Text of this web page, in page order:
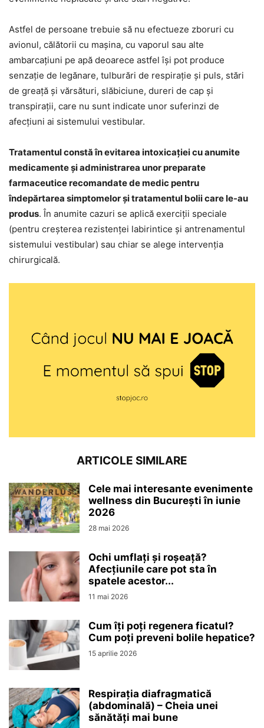
Astfel de persoane trebuie să nu efectueze zboruri cu
avionul, călătorii cu mașina, cu vaporul sau alte
ambarcațiuni pe apă deoarece astfel își pot produce
senzație de legănare, tulburări de respirație și puls, stări
de greață și vărsături, slăbiciune, dureri de cap și
transpirații, care nu sunt indicate unor suferinzi de
afecțiuni ai sistemului vestibular.
Tratamentul constă în evitarea intoxicației cu anumite
medicamente și administrarea unor preparate
farmaceutice recomandate de medic pentru
îndepărtarea simptomelor și tratamentul bolii care le-au
produs. În anumite cazuri se aplică exerciții speciale
(pentru creșterea rezistenței labirintice și antrenamentul
sistemului vestibular) sau chiar se alege intervenția
chirurgicală.
ARTICOLE SIMILARE
Cele mai interesante evenimente
wellness din București în iunie
2026
28 mai 2026
Ochi umflați și roșeață?
Afecțiunile care pot sta în
spatele acestor...
11 mai 2026
Cum îți poți regenera ficatul?
Cum poți preveni bolile hepatice?
15 aprilie 2026
Respirația diafragmatică
(abdominală) – Cheia unei
sănătăți mai bune